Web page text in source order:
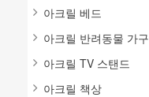
아크릴 베드
아크릴 반려동물 가구
아크릴 TV 스탠드
아크릴 책상